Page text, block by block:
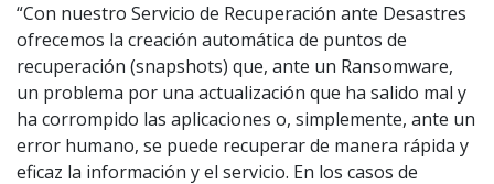
“Con nuestro Servicio de Recuperación ante Desastres
ofrecemos la creación automática de puntos de
recuperación (snapshots) que, ante un Ransomware,
un problema por una actualización que ha salido mal y
ha corrompido las aplicaciones o, simplemente, ante un
error humano, se puede recuperar de manera rápida y
eficaz la información y el servicio. En los casos de